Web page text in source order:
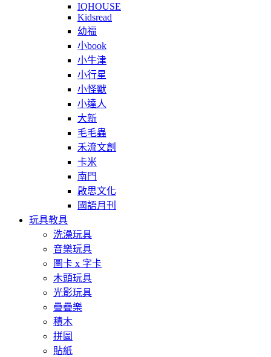
IQHOUSE
Kidsread
幼福
小book
小牛津
小行星
小怪獸
小達人
大新
毛毛蟲
禾流文創
卡米
南門
啟思文化
國語月刊
玩具教具
洗澡玩具
音樂玩具
圖卡 x 字卡
木頭玩具
光影玩具
疊疊樂
積木
拼圖
貼紙